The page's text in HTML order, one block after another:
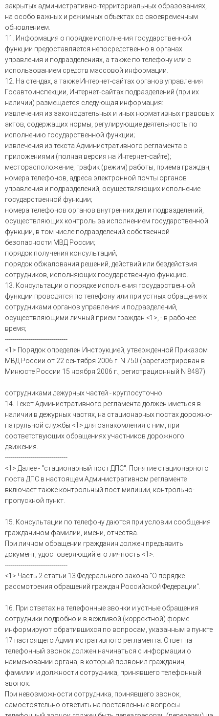
закрытых административно-территориальных образованиях,
на особо важных и режимных объектах со своевременным
обновлением.
11. Информация о порядке исполнения государственной
функции предоставляется непосредственно в органах
управления и подразделениях, а также по телефону или с
использованием средств массовой информации.
12. На стендах, а также Интернет-сайтах органов управления
Госавтоинспекции, Интернет-сайтах подразделений (при их
наличии) размещается следующая информация:
извлечения из законодательных и иных нормативных правовых
актов, содержащих нормы, регулирующие деятельность по
исполнению государственной функции;
извлечения из текста Административного регламента с
приложениями (полная версия на Интернет-сайте);
месторасположение, график (режим) работы, приема граждан,
номера телефонов, адреса электронной почты органов
управления и подразделений, осуществляющих исполнение
государственной функции;
номера телефонов органов внутренних дел и подразделений,
осуществляющих контроль за исполнением государственной
функции, в том числе подразделений собственной
безопасности МВД России;
порядок получения консультаций;
порядок обжалования решений, действий или бездействия
сотрудников, исполняющих государственную функцию.
13. Консультации о порядке исполнения государственной
функции проводятся по телефону или при устных обращениях:
сотрудниками органов управления и подразделений,
осуществляющими личный прием граждан <1>, - в рабочее
время;
--------------------------------
<1> Порядок определен Инструкцией, утвержденной Приказом
МВД России от 22 сентября 2006 г. N 750 (зарегистрирован в
Минюсте России 15 ноября 2006 г., регистрационный N 8487).
сотрудниками дежурных частей - круглосуточно.
14. Текст Административного регламента должен иметься в
наличии в дежурных частях, на стационарных постах дорожно-
патрульной службы <1> для ознакомления с ним, при
соответствующих обращениях участников дорожного
движения.
--------------------------------
<1> Далее - "стационарный пост ДПС". Понятие стационарного
поста ДПС в настоящем Административном регламенте
включает также контрольный пост милиции, контрольно-
пропускной пункт.
15. Консультации по телефону даются при условии сообщения
гражданином фамилии, имени, отчества.
При личном обращении гражданин должен предъявить
документ, удостоверяющий его личность <1>.
--------------------------------
<1> Часть 2 статьи 13 Федерального закона "О порядке
рассмотрения обращений граждан Российской Федерации".
16. При ответах на телефонные звонки и устные обращения
сотрудники подробно и в вежливой (корректной) форме
информируют обратившихся по вопросам, указанным в пункте
17 настоящего Административного регламента. Ответ на
телефонный звонок должен начинаться с информации о
наименовании органа, в который позвонил гражданин,
фамилии и должности сотрудника, принявшего телефонный
звонок.
При невозможности сотрудника, принявшего звонок,
самостоятельно ответить на поставленные вопросы